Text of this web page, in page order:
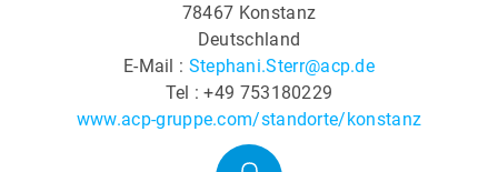
78467 Konstanz
Deutschland
E-Mail : Stephani.Sterr@acp.de
Tel : +49 753180229
www.acp-gruppe.com/standorte/konstanz